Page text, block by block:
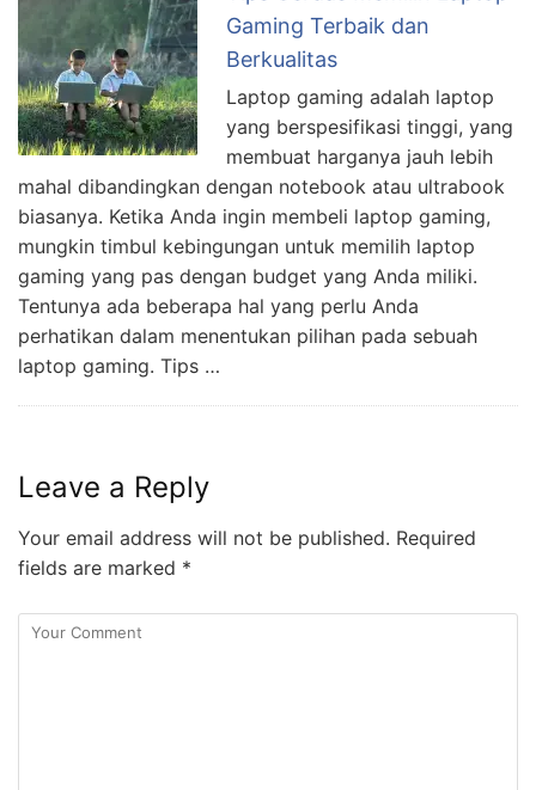
Gaming Terbaik dan
Berkualitas
Laptop gaming adalah laptop
yang berspesifikasi tinggi, yang
membuat harganya jauh lebih
mahal dibandingkan dengan notebook atau ultrabook
biasanya. Ketika Anda ingin membeli laptop gaming,
mungkin timbul kebingungan untuk memilih laptop
gaming yang pas dengan budget yang Anda miliki.
Tentunya ada beberapa hal yang perlu Anda
perhatikan dalam menentukan pilihan pada sebuah
laptop gaming. Tips …
Leave a Reply
Your email address will not be published. Required
fields are marked *